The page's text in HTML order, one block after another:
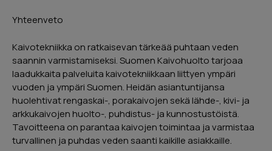
Yhteenveto
Kaivotekniikka on ratkaisevan tärkeää puhtaan veden
saannin varmistamiseksi. Suomen Kaivohuolto tarjoaa
laadukkaita palveluita kaivotekniikkaan liittyen ympäri
vuoden ja ympäri Suomen. Heidän asiantuntijansa
huolehtivat rengaskai-, porakaivojen sekä lähde-, kivi- ja
arkkukaivojen huolto-, puhdistus- ja kunnostustöistä.
Tavoitteena on parantaa kaivojen toimintaa ja varmistaa
turvallinen ja puhdas veden saanti kaikille asiakkaille.